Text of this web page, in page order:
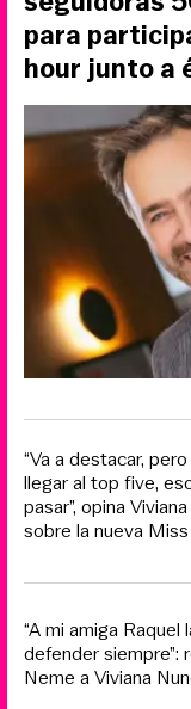
para
hour junto a
“Va a destacar,
llegar al top five,
pasar”, opina
sobre la nueva
“A mi amiga Raquel
defender siempre”:
Neme a Viviana